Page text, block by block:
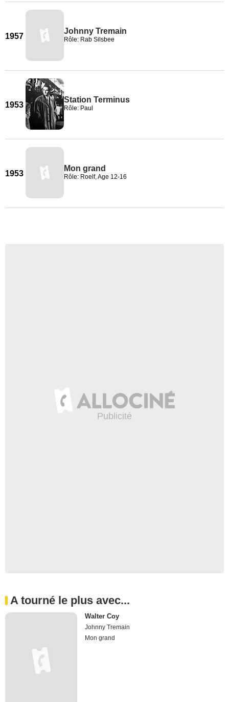
1957
Johnny Tremain
Rôle: Rab Silsbee
1953
Station Terminus
Rôle: Paul
1953
Mon grand
Rôle: Roelf, Age 12-16
A tourné le plus avec...
Walter Coy
Johnny Tremain
Mon grand